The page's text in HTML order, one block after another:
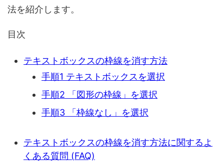
法を紹介します。
目次
テキストボックスの枠線を消す方法
手順1 テキストボックスを選択
手順2 「図形の枠線」を選択
手順3 「枠線なし」を選択
テキストボックスの枠線を消す方法に関するよ
くある質問 (FAQ)